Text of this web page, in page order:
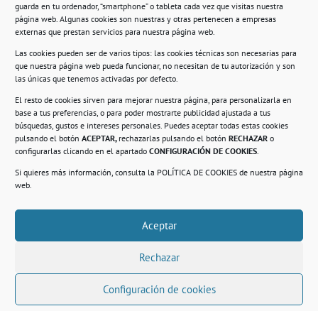
guarda en tu ordenador, “smartphone” o tableta cada vez que visitas nuestra
página web. Algunas cookies son nuestras y otras pertenecen a empresas
externas que prestan servicios para nuestra página web.
Las cookies pueden ser de varios tipos: las cookies técnicas son necesarias para
que nuestra página web pueda funcionar, no necesitan de tu autorización y son
las únicas que tenemos activadas por defecto.
El resto de cookies sirven para mejorar nuestra página, para personalizarla en
base a tus preferencias, o para poder mostrarte publicidad ajustada a tus
búsquedas, gustos e intereses personales. Puedes aceptar todas estas cookies
pulsando el botón ACEPTAR, rechazarlas pulsando el botón RECHAZAR o
configurarlas clicando en el apartado CONFIGURACIÓN DE COOKIES.
Si quieres más información, consulta la POLÍTICA DE COOKIES de nuestra página
web.
Aceptar
Rechazar
Configuración de cookies
Información
Compromiso con la protección de datos
Política de Cookies.
© 2021. Realizado en el Centro de Rehabilitación